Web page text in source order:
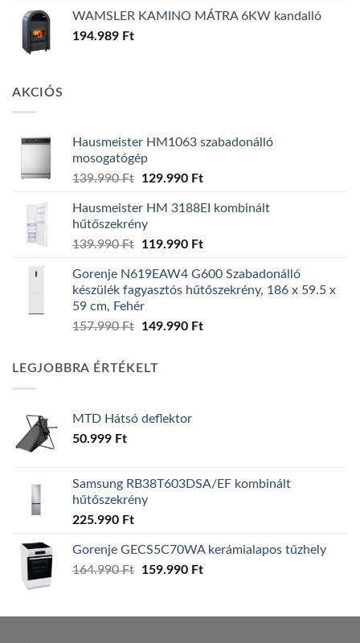
WAMSLER KAMINO MÁTRA 6KW kandalló
194.989 Ft
AKCIÓS
Hausmeister HM1063 szabadonálló
mosogatógép
139.990Ft
Original
was:
139.990 Ft.
129.990 FtCurrent
is:
Hausmeister HM 3188EI kombinált
hűtőszekrény
139.990Ft
Original
was:
139.990 Ft.
119.990 FtCurrent
is:
119.990 Ft.
Gorenje N619EAW4 G600 Szabadonálló
készülék fagyasztós hűtőszekrény, 186 x 59.5 x
59 cm, Fehér
157.990Ft
Original
157.990 Ft.
149.990 FtCurrent
LEGJOBBRA ÉRTÉKELT
MTD Hátsó deflektor
50.999 Ft
Samsung RB38T603DSA/EF kombinált
hűtőszekrény
225.990 Ft
Gorenje GECS5C70WA kerámialapos tűzhely
164.990Ft
Original
164.990 Ft.
159.990 FtCurrent
159.990 Ft.